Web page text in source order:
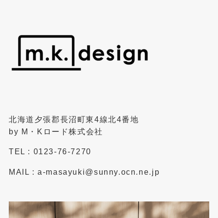
北海道夕張郡長沼町東4線北4番地
by M・Kロード株式会社
TEL : 0123-76-7270
MAIL : a-masayuki@sunny.ocn.ne.jp